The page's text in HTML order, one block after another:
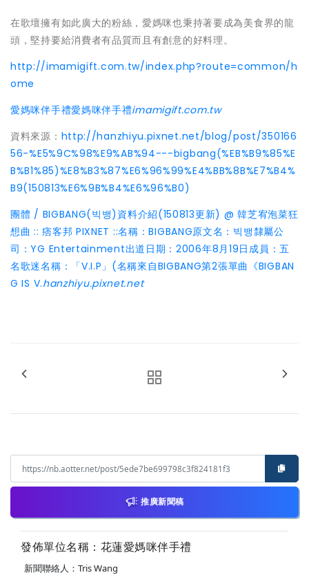
在歌壇擁有如此廣大的粉絲，愛媽咪也秉持著要成為美食界的龍
頭，堅持要給消費者有品質而且有創意的好料理。
http://imamigift.com.tw/index.php?route=common/h
ome
愛媽咪伴手禮愛媽咪伴手禮imamigift.com.tw
資料來源： http://hanzhiyu.pixnet.net/blog/post/350166
56-%E5%9C%98%E9%AB%94---bigbang(%EB%B9%85%E
B%B1%85)%E8%B3%87%E6%96%99%E4%BB%8B%E7%B4%
B9(150813%E6%9B%B4%E6%96%B0)
團體 / BIGBANG(빅뱅)資料介紹(150813更新) @ 韓芝宥泡菜狂
想曲 :: 痞客邦 PIXNET ::名稱：BIGBANG原文名：빅뱅隸屬公
司：YG Entertainment出道日期：2006年8月19日成員：五
名歌迷名稱：「V.I.P」(名稱來自BIGBANG第2張單曲《BIGBAN
G IS V.hanzhiyu.pixnet.net
推廣新聞稿
發佈單位名稱：花蓮愛媽咪伴手禮
新聞聯絡人：Tris Wang